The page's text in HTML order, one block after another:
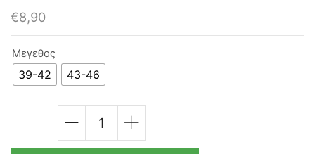
€8,90
Μεγεθος
39-42 43-46
ΚΑΛΤΣΕΣ
ΑΘΛΗΤΙΚΕΣ